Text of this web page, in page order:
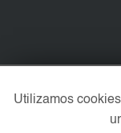
Utilizamos